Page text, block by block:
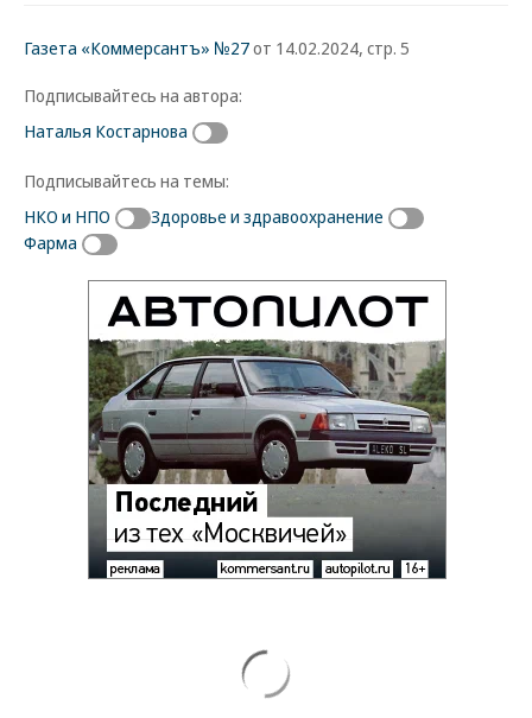
Газета «Коммерсантъ» №27от 14.02.2024, стр. 5
Подписывайтесь на автора:
Наталья Костарнова
Подписывайтесь на темы:
НКО и НПО
Здоровье и здравоохранение
Фарма